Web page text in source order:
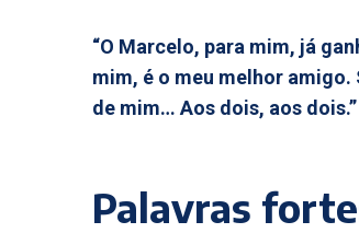
“O Marcelo, para mim, já
mim, é o meu melhor
de mim… Aos dois, aos dois.”
Palavras